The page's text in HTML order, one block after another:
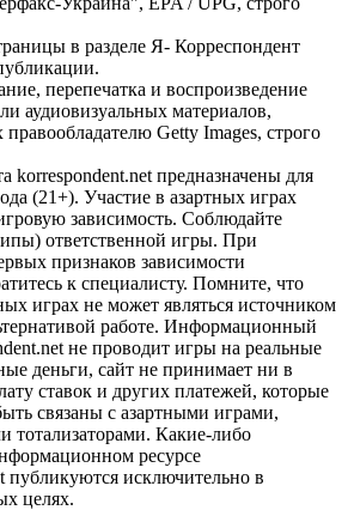
в разделе Я- Корреспондент
перепечатка и воспроизведение
аудиовизуальных материалов,
Getty Images, строго
korrespondent.net предназначены для
(21+). Участие в азартных играх
зависимость. Соблюдайте
ответственной игры. При
признаков зависимости
к специалисту. Помните, что
играх не может являться источником
работе. Информационный
не проводит игры на реальные
деньги, сайт не принимает ни в
ставок и других платежей, которые
связаны с азартными играми,
тотализаторами. Какие-либо
ресурсе
публикуются исключительно в
целях.